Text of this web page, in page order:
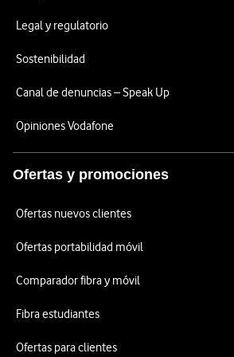
Legal y regulatorio
Sostenibilidad
Canal de denuncias – Speak Up
Opiniones Vodafone
Ofertas y promociones
Ofertas nuevos clientes
Ofertas portabilidad móvil
Comparador fibra y móvil
Fibra estudiantes
Ofertas para clientes